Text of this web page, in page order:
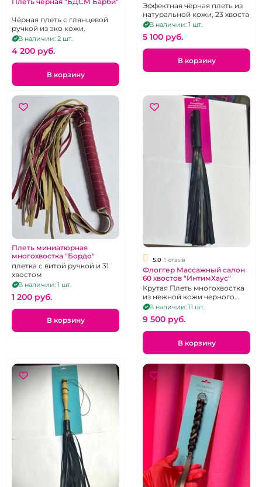
Чёрная плеть с глянцевой
ручкой из эко кожи.
В наличии: 2 шт.
4 200 pуб.
В корзину
Эффектная чёрная плеть из
натуральной кожи, 23 хвоста
В наличии: 1 шт.
5 100 pуб.
В корзину
Плеть миниатюрная
многохвостка "Бордо"
плетка с витой ручкой и 31
хвостом
В наличии: 1 шт.
1 200 pуб.
В корзину
5.0 1 отзыв
Флоггер Массажный салон
60 хвостов "ИнтимХаус"
Крутая Плеть многохвостка
из нежной кожи черного
цвета
В наличии: 11 шт.
9 500 pуб.
В корзину